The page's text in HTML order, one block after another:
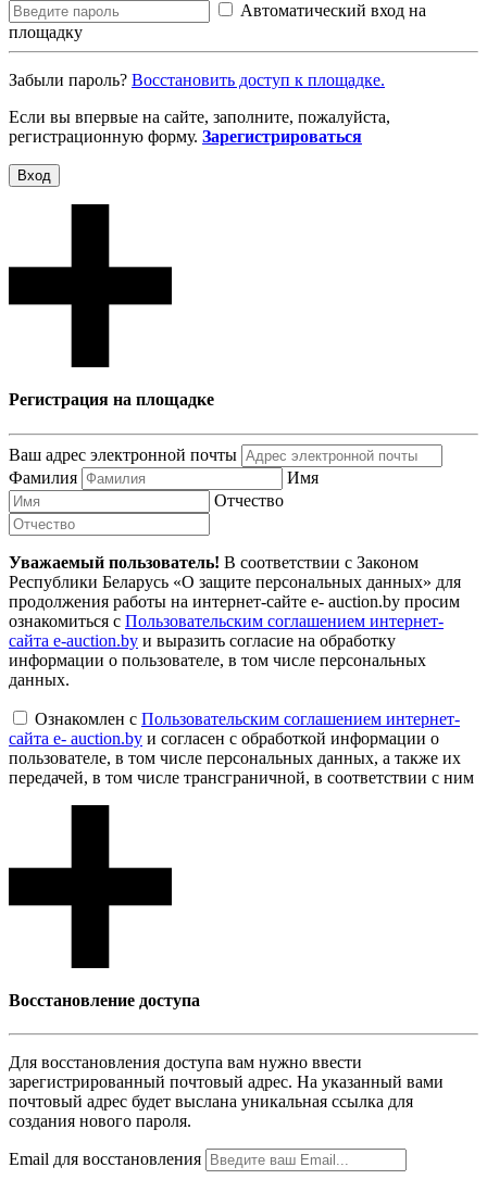
Автоматический вход на
площадку
Забыли пароль? Восcтановить доступ к площадке.
Если вы впервые на сайте, заполните, пожалуйста,
регистрационную форму. Зарегистрироваться
Вход
Регистрация на площадке
Ваш адрес электронной почты
Фамилия
Имя
Отчество
Уважаемый пользователь! В соответствии с Законом
Республики Беларусь «О защите персональных данных» для
продолжения работы на интернет-сайте e- auction.by просим
ознакомиться с Пользовательским соглашением интернет-
сайта e-auction.by и выразить согласие на обработку
информации о пользователе, в том числе персональных
данных.
Ознакомлен с Пользовательским соглашением интернет-
сайта e- auction.by и согласен с обработкой информации о
пользователе, в том числе персональных данных, а также их
передачей, в том числе трансграничной, в соответствии с ним
Восcтановление доступа
Для восcтановления доступа вам нужно ввести
зарегистрированный почтовый адрес. На указанный вами
почтовый адрес будет выслана уникальная ссылка для
создания нового пароля.
Email для восcтановления